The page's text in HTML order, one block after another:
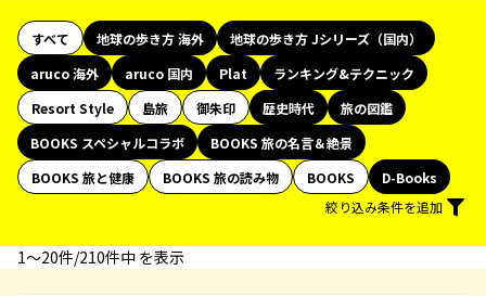
すべて 地球の歩き方 海外
地球の歩き方 Jシリーズ（国内）
aruco 海外
aruco 国内 Plat
ランキング&テクニック
Resort Style
島旅 御朱印 歴史時代
旅の図鑑
BOOKS スペシャルコラボ
BOOKS 旅の名言＆絶景
BOOKS 旅と健康
BOOKS 旅の読み物 BOOKS
D-Books
絞り込み条件を追加
1〜20件/210件中 を表示